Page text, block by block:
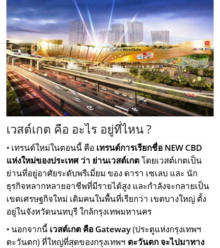
เวสต์เกต คือ อะไร อยู่ที่ไหน ?
• เทรนด์ใหม่ในตอนนี้ คือ เทรนด์การเรียกชื่อ NEW CBD
แห่งใหม่ของประเทศ ว่า ย่านเวสต์เกตโดยเวสต์เกตเป็น
ย่านที่อยู่อาศัยระดับพรีเมี่ยม ของ ดารา เซเลบ และ นัก
ธุรกิจหลากหลายอาชีพที่มีรายได้สูง และกำลังจะกลายเป็น
เขตเศรษฐกิจใหม่ เดิมคนในพื้นที่เรียกว่า เขตบางใหญ่ ตั้ง
อยู่ในจังหวัดนนทบุรี ใกล้กรุงเทพมหานคร
• นอกจากนี้ เวสต์เกต คือ Gateway(ประตูแห่งกรุงเทพฯ
ตะวันตก) ที่ใหญ่ที่สุดของกรุงเทพฯ ตะวันตก จะไปมาทาง